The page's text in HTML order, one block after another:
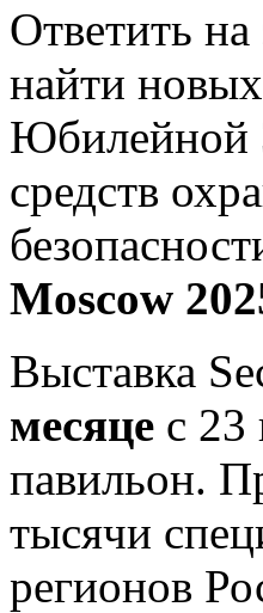
Ответить
найти
Юбилейной
средств
Moscow
Выставка
месяце с 23
павильон.
тысячи
регионов